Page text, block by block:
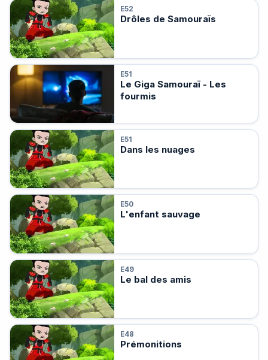
E52
Drôles de Samouraïs
E51
Le Giga Samouraï - Les
fourmis
E51
Dans les nuages
E50
L'enfant sauvage
E49
Le bal des amis
E48
Prémonitions